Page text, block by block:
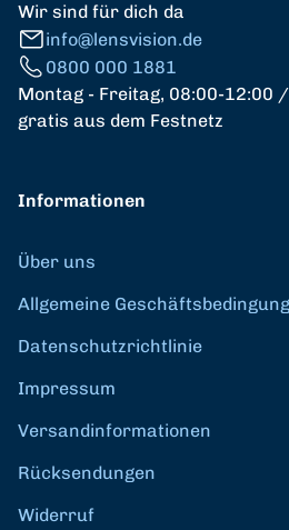
Wir sind für dich da
info@lensvision.de
0800 000 1881
Montag - Freitag, 08:00-12:00
gratis aus dem Festnetz
Informationen
Über uns
Allgemeine
Datenschutzrichtlinie
Impressum
Versandinformationen
Rücksendungen
Widerruf